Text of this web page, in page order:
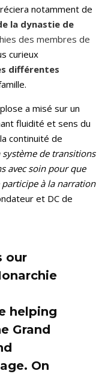
notamment de
la dynastie de
des membres de
curieux
différentes
a misé sur un
fluidité et sens du
continuité de
système de transitions
avec soin pour que
participe à la narration
et DC de
our
helping
Grand
On